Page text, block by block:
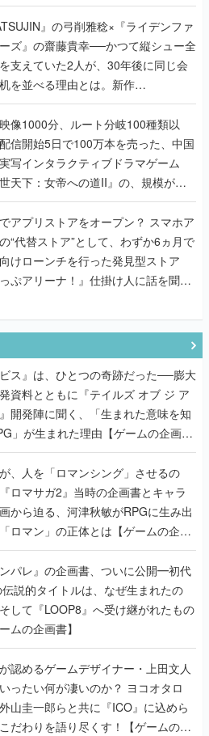
込まれた理由を両ディレクターに聞
』の弓削雅稔×『ライデンファ
ズ』の齋藤貴幸──かつて縦シュー全
支えていた2人が、30年後に同じ会
を並べる理由とは。新作
EXTREME』で初タッグを組
ジェンド2人に訊く開発秘話
像1000分、ルート分岐100種類以
配信開始5日で100万本を売った、中国
写インタラクティブドラマゲーム
世天下：女帝への道II』の、規模が違
わりをプロデューサーに聞いた
プリストアをオープン？ スマホア
“代替ストア”として、わずか6ヵ月で
けローンチを行った発見型ストア
っぷアリーナ！』仕掛け人に話を聞い
ビス』は、ひとつの奇跡だった──膨大
資料とともに『テイルズ オブ ジ ア
開発陣に聞く、「生まれた意味を知
」が生まれた理由【ゲームの企画
、人を「ロマンシング」させるの
ロマサガ2』当時の企画書とキャラ
から迫る、河津秋敏がRPGに生み出
ロマン」の正体とは【ゲームの企画
ンパレ』の企画書、ついに公開━初代
伝説的タイトルは、なぜ生まれたの
して『LOOP8』へ受け継がれたもの
ムの企画書】
認めるゲームデザイナー・上田文人
ったい何が凄いのか？ ヨコオタロ
山圭一郎らと共に『ICO』に込めら
だわりを語り尽くす！【ゲームの企